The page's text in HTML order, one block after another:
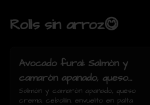
Rolls sin arroz😋
Avocado furai: Salmón y
camarón apanado, queso
crema, cebollín, envuelto en
Salmón y camarón apanado, queso
crema, cebollín, envuelto en palta